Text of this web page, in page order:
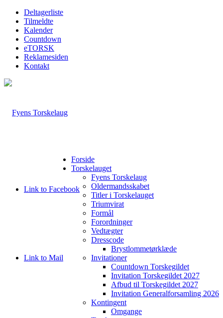
Deltagerliste
Tilmeldte
Kalender
Countdown
eTORSK
Reklamesiden
Kontakt
Link to Facebook
Link to Mail
Forside
Torskelauget
Fyens Torskelaug
Oldermandsskabet
Titler i Torskelauget
Triumvirat
Formål
Forordninger
Vedtægter
Dresscode
Brystlommetørklæde
Invitationer
Countdown Torskegildet
Invitation Torskegildet 2027
Afbud til Torskegildet 2027
Invitation Generalforsamling 2026
Kontingent
Omgange